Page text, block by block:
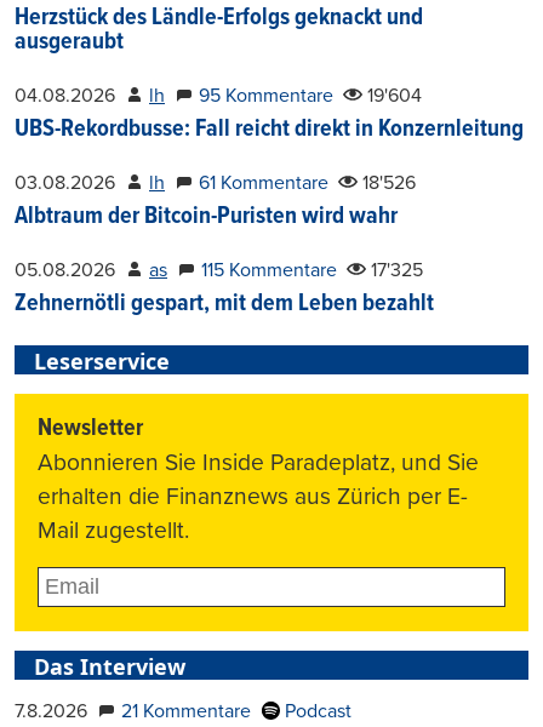
Herzstück des Ländle-Erfolgs geknackt und
ausgeraubt
04.08.2026 lh 95 Kommentare 19'604
UBS-Rekordbusse: Fall reicht direkt in Konzernleitung
03.08.2026 lh 61 Kommentare 18'526
Albtraum der Bitcoin-Puristen wird wahr
05.08.2026 as 115 Kommentare 17'325
Zehnernötli gespart, mit dem Leben bezahlt
Leserservice
Newsletter
Abonnieren Sie Inside Paradeplatz, und Sie
erhalten die Finanznews aus Zürich per E-
Mail zugestellt.
Das Interview
7.8.2026 21 Kommentare Podcast